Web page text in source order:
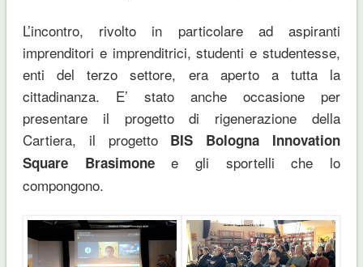
L’incontro, rivolto in particolare ad aspiranti
imprenditori e imprenditrici, studenti e studentesse,
enti del terzo settore, era aperto a tutta la
cittadinanza. E’ stato anche occasione per
presentare il progetto di rigenerazione della
Cartiera, il progetto BIS Bologna Innovation
Square Brasimonee gli sportelli che lo
compongono.